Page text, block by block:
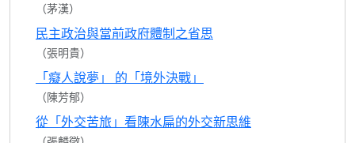
（茅漢）
民主政治與當前政府體制之省思
（張明貴）
「癡人說夢」 的「境外決戰」
（陳芳郁）
從「外交苦旅」看陳水扁的外交新思維